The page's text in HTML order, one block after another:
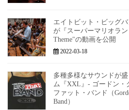
エイトビット・ビッグバ
が『スーパーマリオラ
Theme"の動画を公開
2022-03-18
多種多様なサウンドが
ム『XXL』- ゴードン・
ファット・バンド（
Band）